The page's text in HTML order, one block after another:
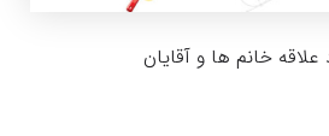
خانم ها و آقایان